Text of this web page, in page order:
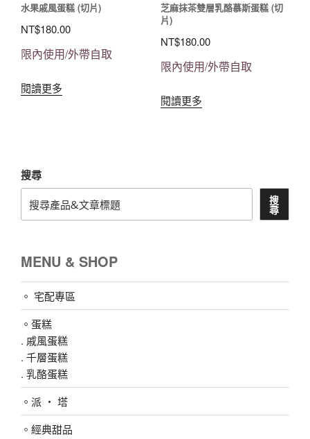
水果戚風蛋糕 (切片)
NT$180.00
限內使用/外帶自取
閱讀更多
芝麻抹茶雙層乳酪慕斯蛋糕 (切
片)
NT$180.00
限內使用/外帶自取
閱讀更多
搜尋
搜
尋
MENU & SHOP
。 宅配專區
。蛋糕
. 戚風蛋糕
. 千層蛋糕
. 乳酪蛋糕
。派 ‧ 塔
。 經典甜品